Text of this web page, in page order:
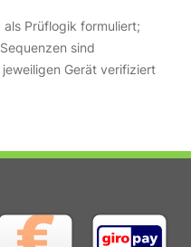
Prüflogik formuliert;
sind
Gerät verifiziert